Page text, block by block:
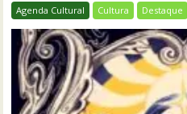
Agenda Cultural Cultura Destaque